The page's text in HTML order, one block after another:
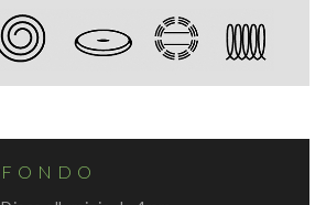
FONDO